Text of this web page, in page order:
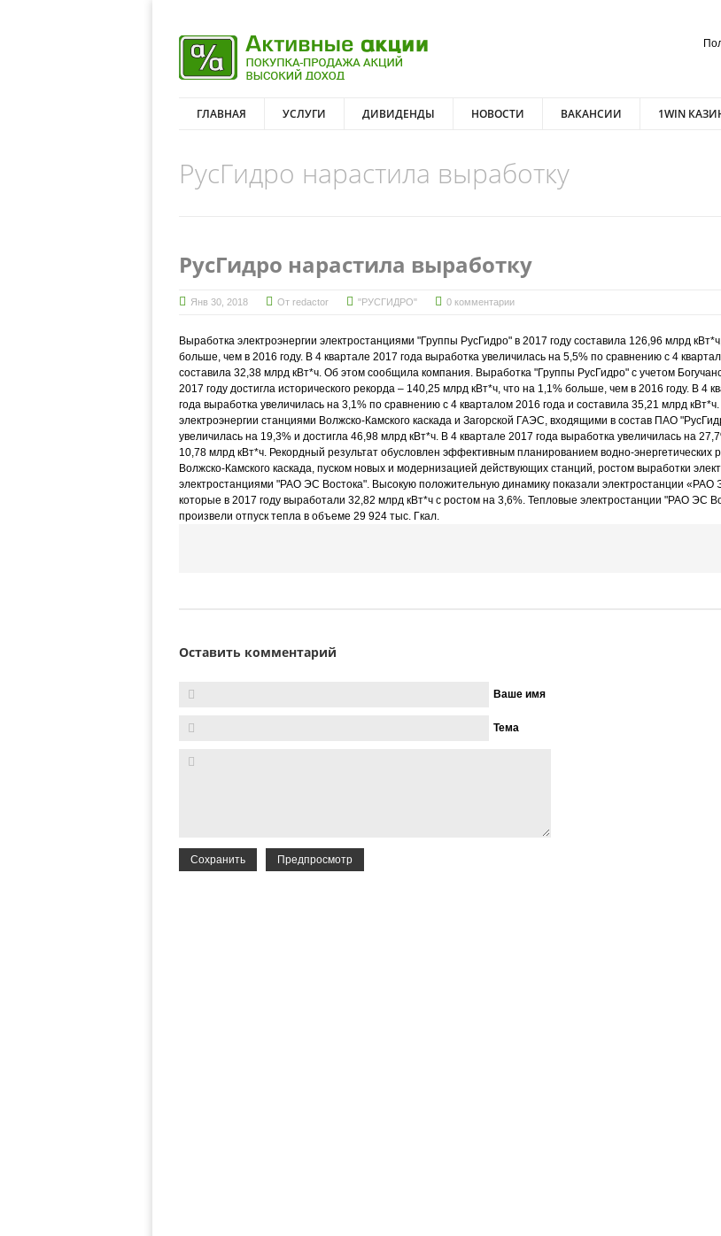
ГЛАВНАЯ УСЛУГИ ДИВИДЕНДЫ НОВОСТИ ВАКАНСИИ 1WIN
РусГидро нарастила выработку
РусГидро нарастила выработку
Янв 30, 2018 От redactor "РУСГИДРО" 0 комментарии
Выработка электроэнергии электростанциями "Группы РусГидро" в 2017 году составила 126,96 млрд
больше, чем в 2016 году. В 4 квартале 2017 года выработка увеличилась на 5,5% по сравнению с 4
составила 32,38 млрд кВт*ч. Об этом сообщила компания. Выработка "Группы РусГидро" с учетом
2017 году достигла исторического рекорда – 140,25 млрд кВт*ч, что на 1,1% больше, чем в 2016 году. В 4
года выработка увеличилась на 3,1% по сравнению с 4 кварталом 2016 года и составила 35,21 млрд
электроэнергии станциями Волжско-Камского каскада и Загорской ГАЭС, входящими в состав ПАО
увеличилась на 19,3% и достигла 46,98 млрд кВт*ч. В 4 квартале 2017 года выработка увеличилась на
10,78 млрд кВт*ч. Рекордный результат обусловлен эффективным планированием водно-энергетических
Волжско-Камского каскада, пуском новых и модернизацией действующих станций, ростом выработки
электростанциями "РАО ЭС Востока". Высокую положительную динамику показали электростанции «РАО
которые в 2017 году выработали 32,82 млрд кВт*ч с ростом на 3,6%. Тепловые электростанции "РАО ЭС
произвели отпуск тепла в объеме 29 924 тыс. Гкал.
Оставить комментарий
Ваше имя
Тема